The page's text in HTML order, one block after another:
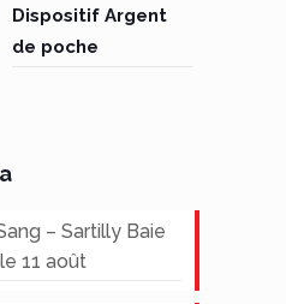
Dispositif Argent
de poche
– Sartilly Baie
11 août